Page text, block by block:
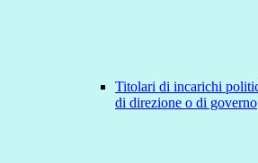
Titolari di incarichi
di direzione o di governo